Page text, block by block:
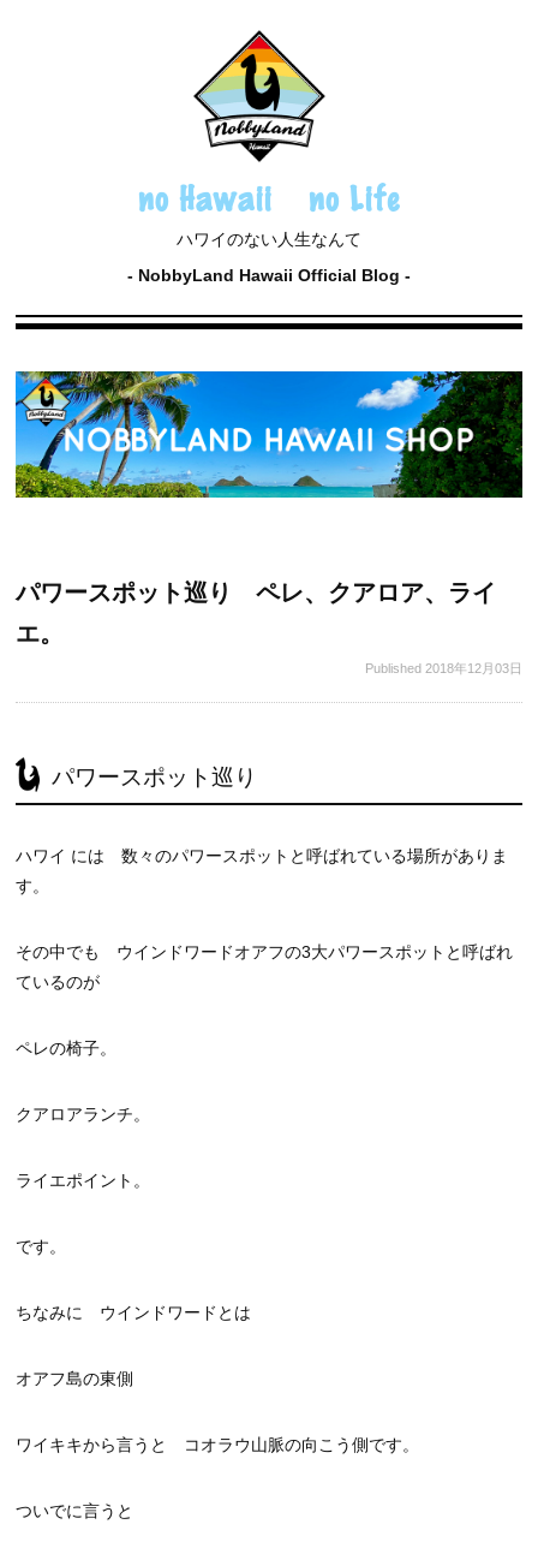
no Hawaii no Life
ハワイのない人生なんて
NobbyLand Hawaii Official Blog
パワースポット巡り ペレ、クアロア、ライ
エ。
Published 2018年12月03日
パワースポット巡り
ハワイ には 数々のパワースポットと呼ばれている場所がありま
す。
その中でも ウインドワードオアフの3大パワースポットと呼ばれ
ているのが
ペレの椅子。
クアロアランチ。
ライエポイント。
です。
ちなみに ウインドワードとは
オアフ島の東側
ワイキキから言うと コオラウ山脈の向こう側です。
ついでに言うと